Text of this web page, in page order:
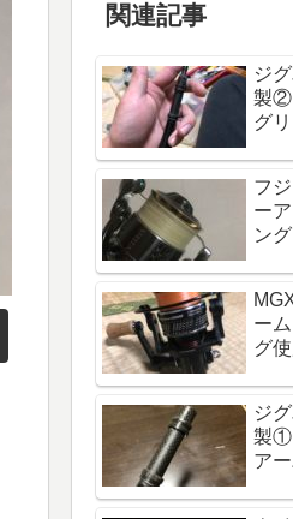
関連記事
ジ
製②
グ
フ
ー
ン
ー
グ使
ジ
製①
ア